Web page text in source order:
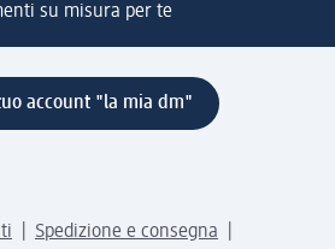
su misura per te
account "la mia dm"
Spedizione e consegna